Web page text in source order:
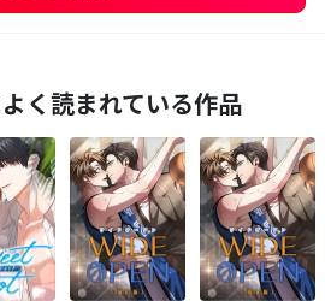
く読まれている作品